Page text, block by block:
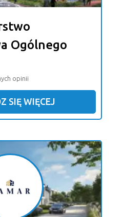
Ogólnego
opinii
SIĘ WIĘCEJ